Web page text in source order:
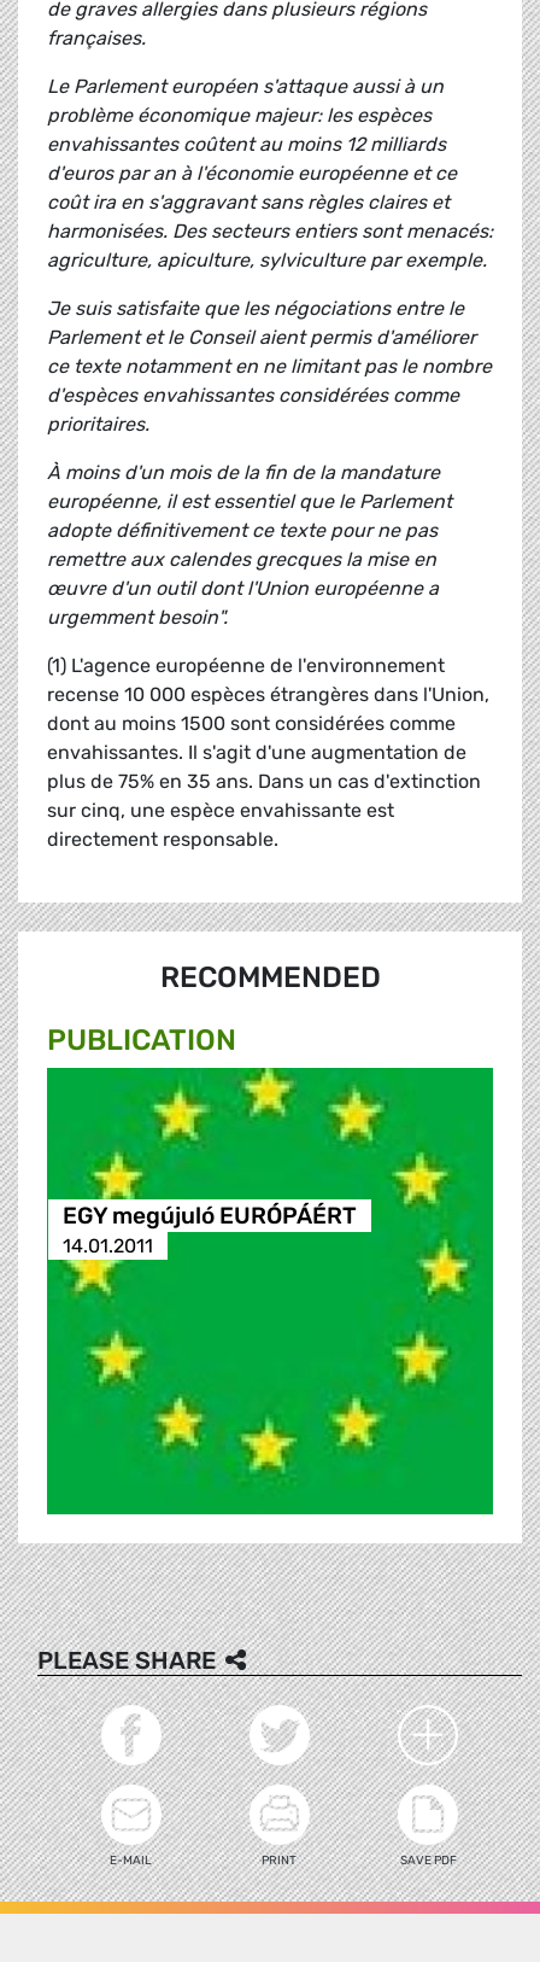
de graves allergies dans plusieurs régions
françaises.
Le Parlement européen s'attaque aussi à un
problème économique majeur: les espèces
envahissantes coûtent au moins 12 milliards
d'euros par an à l'économie européenne et ce
coût ira en s'aggravant sans règles claires et
harmonisées. Des secteurs entiers sont menacés:
agriculture, apiculture, sylviculture par exemple.
Je suis satisfaite que les négociations entre le
Parlement et le Conseil aient permis d'améliorer
ce texte notamment en ne limitant pas le nombre
d'espèces envahissantes considérées comme
prioritaires.
À moins d'un mois de la fin de la mandature
européenne, il est essentiel que le Parlement
adopte définitivement ce texte pour ne pas
remettre aux calendes grecques la mise en
œuvre d'un outil dont l'Union européenne a
urgemment besoin".
(1) L'agence européenne de l'environnement
recense 10 000 espèces étrangères dans l'Union,
dont au moins 1500 sont considérées comme
envahissantes. Il s'agit d'une augmentation de
plus de 75% en 35 ans. Dans un cas d'extinction
sur cinq, une espèce envahissante est
directement responsable.
RECOMMENDED
PUBLICATION
EGY megújuló EURÓPÁÉRT
14.01.2011
PLEASE SHARE
E-MAIL PRINT SAVE PDF